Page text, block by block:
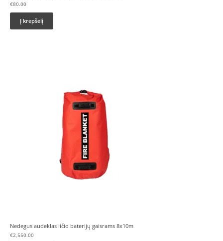
€80.00
Į krepšelį
Nedegus audeklas ličio baterijų gaisrams 8x10m
€2,550.00